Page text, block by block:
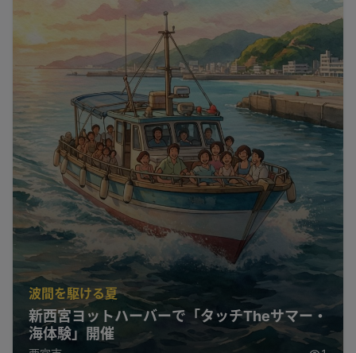
波間を駆ける夏
新西宮ヨットハーバーで「タッチTheサマー・
海体験」開催